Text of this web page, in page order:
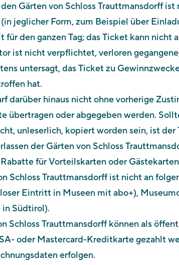
Gärten von Schloss Trauttmansdorff
jeglicher Form, zum Beispiel über
für den ganzen Tag; das Ticket kann
ist nicht verpflichtet, verloren
untersagt, das Ticket zu
hat.
darüber hinaus nicht ohne vorherige
übertragen oder abgegeben werden.
unleserlich, kopiert worden sein, ist
der Gärten von Schloss
für Vorteilskarten oder
Schloss Trauttmansdorff ist nicht an
Eintritt in Museen mit abo+),
Südtirol).
Schloss Trauttmansdorff können als
oder Mastercard-Kreditkarte gezahlt
erfolgen.